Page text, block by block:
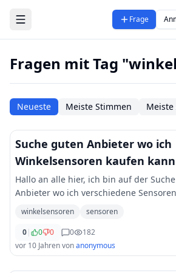
Zum Hauptinhalt springen
Frage
Fragen mit Tag
Neueste Meiste Stimmen
Suche guten Anbieter wo ich
Winkelsensoren kaufen kann
Hallo an alle hier, ich bin auf der Suche nach einem guten
Anbieter wo ich verschiedene
speziell Winkelsensoren. Habt ihr da vielleicht ein paar
winkelsensoren
sensoren
0| 0 0 0
182
vor 10 Jahrenvonanonymous